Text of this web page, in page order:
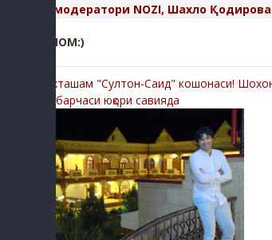
Изохлар модератори NOZI, Шахло
РЕКЛОМ:)
-Мухташам "Султон-Саид" кошонаси!
учун барчаси юқори савияда